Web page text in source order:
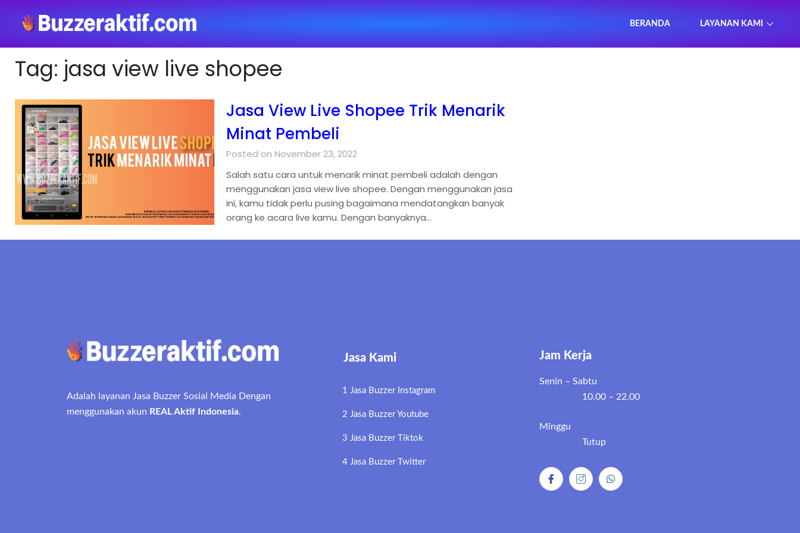
BERANDA LAYANAN KAMI
Tag: jasa view live shopee
Jasa View Live Shopee Trik Menarik
Minat Pembeli
Posted on November 23, 2022
Salah satu cara untuk menarik minat pembeli adalah dengan
menggunakan jasa view live shopee. Dengan menggunakan jasa
ini, kamu tidak perlu pusing bagaimana mendatangkan banyak
orang ke acara live kamu. Dengan banyaknya…
Adalah layanan Jasa Buzzer Sosial Media Dengan
menggunakan akun REAL Aktif Indonesia.
Jasa Kami
1 Jasa Buzzer Instagram
2 Jasa Buzzer Youtube
3 Jasa Buzzer Tiktok
4 Jasa Buzzer Twitter
Jam Kerja
Senin – Sabtu
10.00 – 22.00
Minggu
Tutup